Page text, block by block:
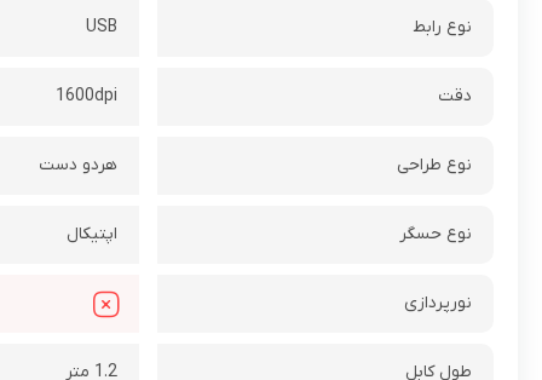
نوع رابط USB
دقت 1600dpi
نوع طراحی هردو دست
نوع حسگر اپتیکال
نورپردازی
طول کابل 1.2 متر